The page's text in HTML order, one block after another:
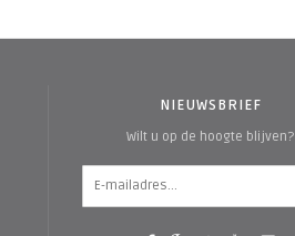
NIEUWSBRIEF
Wilt u op de hoogte blijven?